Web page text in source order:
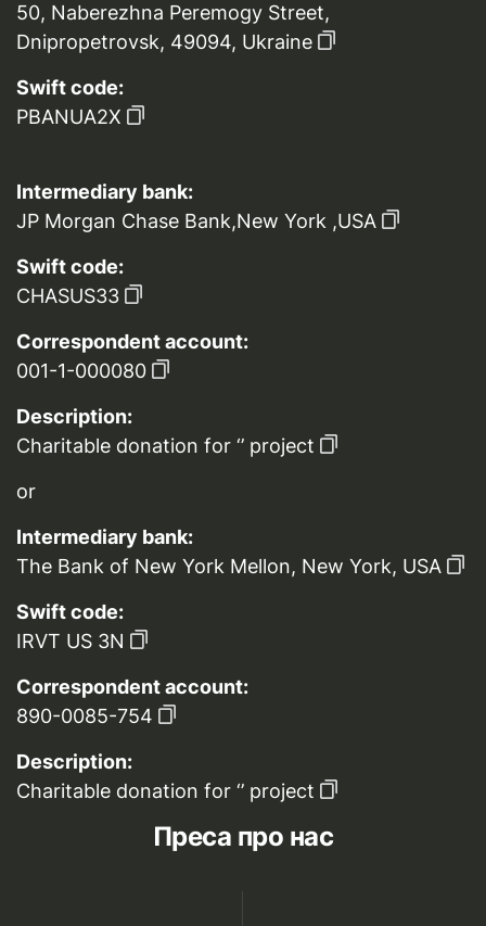
50, Naberezhna Peremogy Street,
Dnipropetrovsk, 49094, Ukraine
Swift code:
PBANUA2X
Intermediary bank:
JP Morgan Chase Bank,New York ,USA
Swift code:
CHASUS33
Correspondent account:
001-1-000080
Description:
Charitable donation for ‘’ project
or
Intermediary bank:
The Bank of New York Mellon, New York, USA
Swift code:
IRVT US 3N
Correspondent account:
890-0085-754
Description:
Charitable donation for ‘’ project
Преса про нас